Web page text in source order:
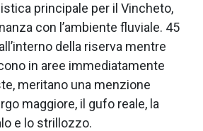
principale per il Vincheto,
con l’ambiente fluviale. 45
della riserva mentre
in aree immediatamente
meritano una menzione
maggiore, il gufo reale, la
e lo strillozzo.